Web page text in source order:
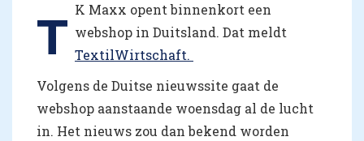
T K Maxx opent binnenkort een
webshop in Duitsland. Dat meldt
TextilWirtschaft.
Volgens de Duitse nieuwssite gaat de
webshop aanstaande woensdag al de lucht
in. Het nieuws zou dan bekend worden